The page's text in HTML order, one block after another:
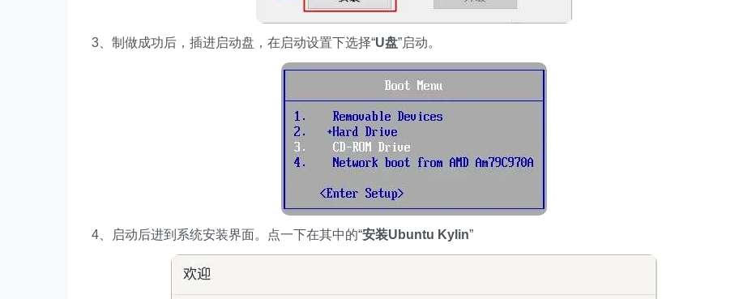
3、制做成功后，插进启动盘，在启动设置下选择“U盘”启动。
4、启动后进到系统安装界面。点一下在其中的“安装Ubuntu Kylin”